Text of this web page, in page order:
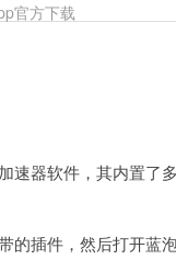
官方下载
器软件，其内置了
插件，然后打开蓝泡